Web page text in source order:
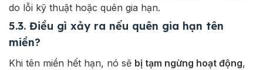
do lỗi kỹ thuật hoặc quên gia hạn.
5.3. Điều gì xảy ra nếu quên gia hạn tên
miền?
Khi tên miền hết hạn, nó sẽ bị tạm ngừng hoạt động,